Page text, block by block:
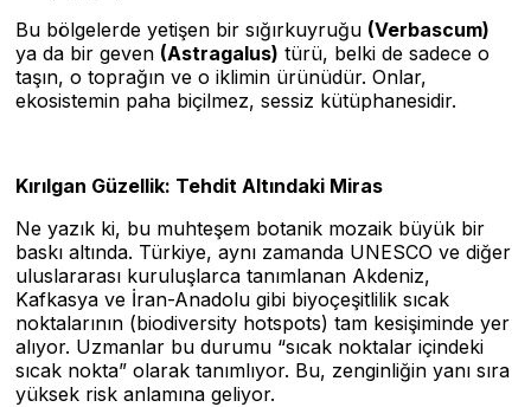
Bu bölgelerde yetişen bir sığırkuyruğu (Verbascum)
ya da bir geven (Astragalus) türü, belki de sadece o
taşın, o toprağın ve o iklimin ürünüdür. Onlar,
ekosistemin paha biçilmez, sessiz kütüphanesidir.
Kırılgan Güzellik: Tehdit Altındaki Miras
Ne yazık ki, bu muhteşem botanik mozaik büyük bir
baskı altında. Türkiye, aynı zamanda UNESCO ve diğer
uluslararası kuruluşlarca tanımlanan Akdeniz,
Kafkasya ve İran-Anadolu gibi biyoçeşitlilik sıcak
noktalarının (biodiversity hotspots) tam kesişiminde yer
alıyor. Uzmanlar bu durumu “sıcak noktalar içindeki
sıcak nokta” olarak tanımlıyor. Bu, zenginliğin yanı sıra
yüksek risk anlamına geliyor.